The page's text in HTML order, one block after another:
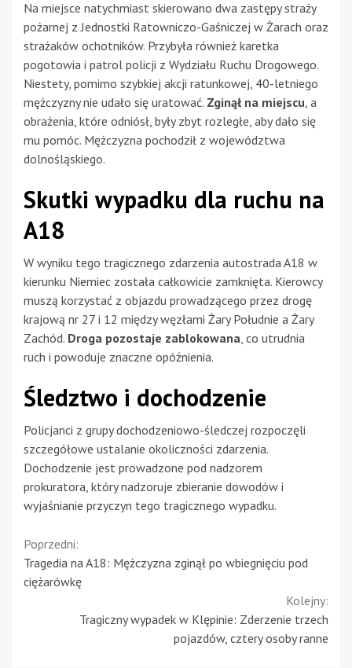
Na miejsce natychmiast skierowano dwa zastępy straży
pożarnej z Jednostki Ratowniczo-Gaśniczej w Żarach oraz
strażaków ochotników. Przybyła również karetka
pogotowia i patrol policji z Wydziału Ruchu Drogowego.
Niestety, pomimo szybkiej akcji ratunkowej, 40-letniego
mężczyzny nie udało się uratować. Zginął na miejscu , a
obrażenia, które odniósł, były zbyt rozległe, aby dało się
mu pomóc. Mężczyzna pochodził z województwa
dolnośląskiego.
Skutki wypadku dla ruchu na
A18
W wyniku tego tragicznego zdarzenia autostrada A18 w
kierunku Niemiec została całkowicie zamknięta. Kierowcy
muszą korzystać z objazdu prowadzącego przez drogę
krajową nr 27 i 12 między węzłami Żary Południe a Żary
Zachód. Droga pozostaje zablokowana , co utrudnia
ruch i powoduje znaczne opóźnienia.
Śledztwo i dochodzenie
Policjanci z grupy dochodzeniowo-śledczej rozpoczęli
szczegółowe ustalanie okoliczności zdarzenia.
Dochodzenie jest prowadzone pod nadzorem
prokuratora, który nadzoruje zbieranie dowodów i
wyjaśnianie przyczyn tego tragicznego wypadku.
Continue
Reading
Poprzedni:
Tragedia na A18: Mężczyzna zginął po wbiegnięciu pod
ciężarówkę
Kolejny:
Tragiczny wypadek w Klępinie: Zderzenie trzech
pojazdów, cztery osoby ranne